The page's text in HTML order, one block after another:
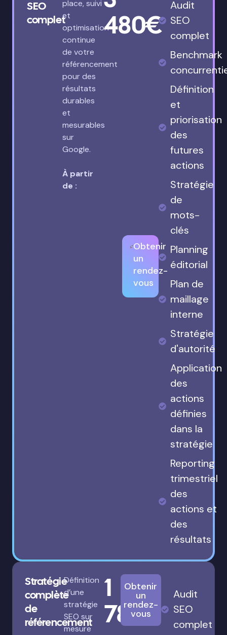
SEO
complet
place, suivi
et
optimisation
continue
de votre
référencement
pour des
résultats
durables
et
mesurables
sur
Google.
À partir
de :
480€
Obtenir
un
rendez-
vous
Audit
SEO
complet
Benchmark
Définition
et
priorisation
des
futures
actions
Stratégie
de
mots-
clés
Planning
éditorial
Plan de
maillage
interne
Stratégie
d'autorité
Application
des
actions
définies
dans la
stratégie
Reporting
trimestriel
des
actions et
des
résultats
Stratégie
complète
de
référencement
Définition
d’une
stratégie
SEO sur
mesure
1
780€
Obtenir
un
rendez-
vous
Audit
SEO
complet